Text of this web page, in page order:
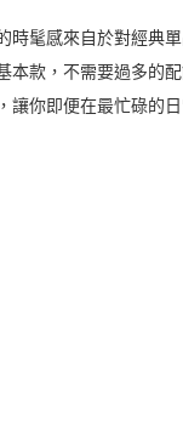
時髦感來自於對經典
款，不需要過多的
你即便在最忙碌的